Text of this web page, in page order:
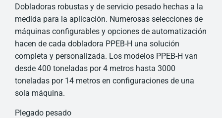
Dobladoras robustas y de servicio pesado hechas a la
medida para la aplicación. Numerosas selecciones de
máquinas configurables y opciones de automatización
hacen de cada dobladora PPEB-H una solución
completa y personalizada. Los modelos PPEB-H van
desde 400 toneladas por 4 metros hasta 3000
toneladas por 14 metros en configuraciones de una
sola máquina.
Plegado pesado